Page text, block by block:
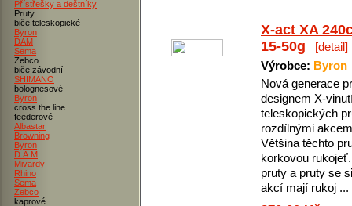
Přístřešky a deštníky
Pruty
biče teleskopické
Byron
DAM
Sema
Zebco
biče závodní
SHIMANO
bolognesové
Byron
cross the line
feederové
Albastar
Browning
Byron
D.A.M
Mivardy
Rhino
Sema
Zebco
kaprové
X-act XA
15-50g
[detail]
Výrobce: Byron
Nová generace
designem X-
teleskopických
rozdílnými
Většina těchto
korkovou
pruty a pruty se
akcí mají rukoj ...